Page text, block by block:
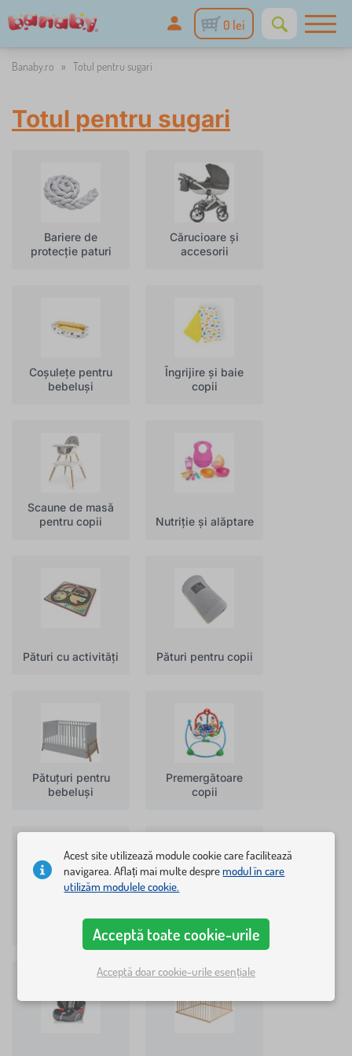
0 lei
Banaby.ro » Totul pentru sugari
Totul pentru sugari
Bariere de
protecție paturi
Cărucioare și
accesorii
Coșulețe pentru
bebeluși
Îngrijire și baie
copii
Scaune de masă
pentru copii
Nutriție și alăptare
Pături cu activități Pături pentru copii
Pătuțuri pentru
bebeluși
Premergătoare
copii
pentru copii
port bebe
Acest site utilizează module cookie care facilitează
navigarea. Aflați mai multe despremodul în care
utilizăm modulele cookie.
Acceptă toate cookie-urile
Acceptă doar cookie-urile esențiale